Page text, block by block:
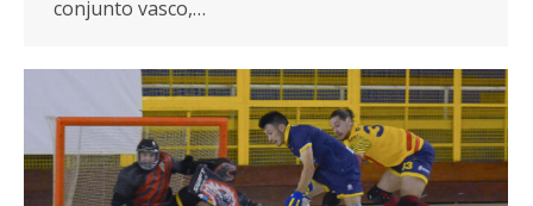
conjunto vasco,…